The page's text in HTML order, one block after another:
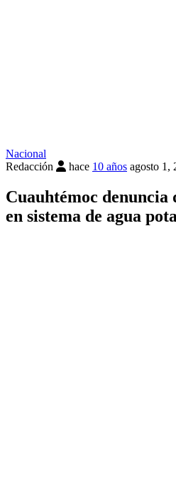
Nacional
Redacción
hace 10 años agosto 1,
Cuauhtémoc
en sistema de agua